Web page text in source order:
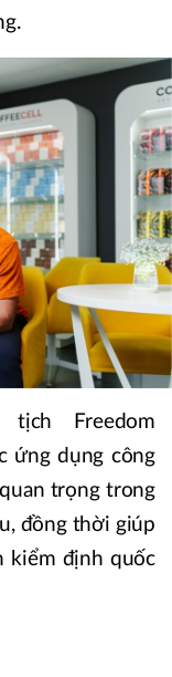
tịch Freedom
ứng dụng công
trọng trong
đồng thời giúp
kiểm định quốc